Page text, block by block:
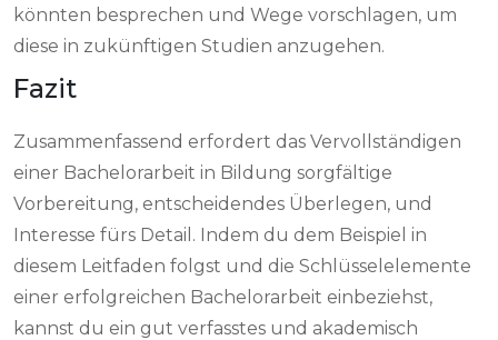
könnten besprechen und Wege vorschlagen, um
diese in zukünftigen Studien anzugehen.
Fazit
Zusammenfassend erfordert das Vervollständigen
einer Bachelorarbeit in Bildung sorgfältige
Vorbereitung, entscheidendes Überlegen, und
Interesse fürs Detail. Indem du dem Beispiel in
diesem Leitfaden folgst und die Schlüsselelemente
einer erfolgreichen Bachelorarbeit einbeziehst,
kannst du ein gut verfasstes und akademisch